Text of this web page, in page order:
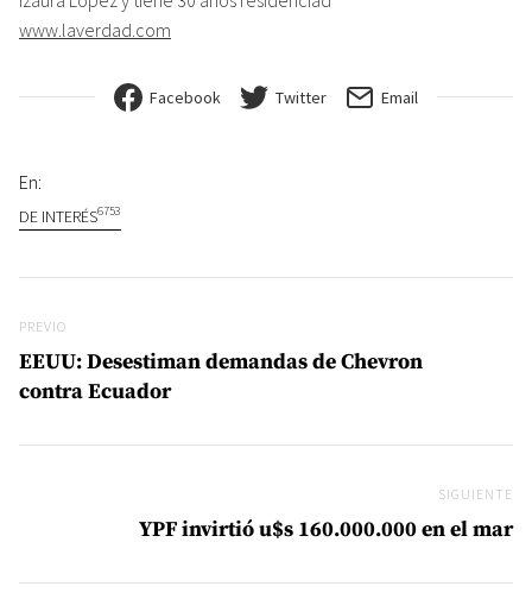
www.laverdad.com
Facebook Twitter Email
En:
DE INTERÉS6753
Previo
PREVIO
EEUU: Desestiman demandas de Chevron
contra Ecuador
SIGUIENTE
YPF invirtió u$s 160.000.000 en el mar